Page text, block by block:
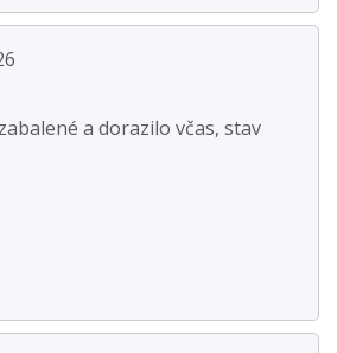
a dorazilo včas, stav